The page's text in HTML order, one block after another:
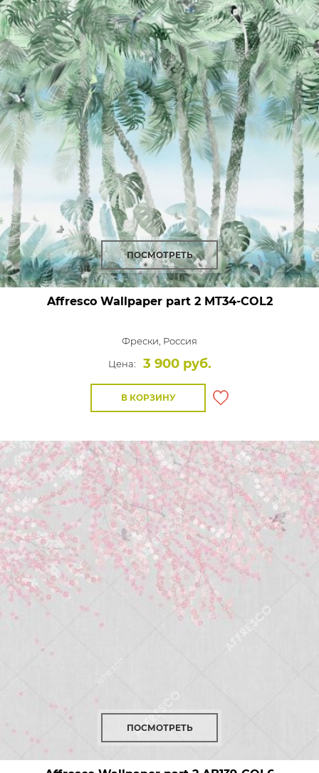
ПОСМОТРЕТЬ
Affresco Wallpaper part 2MT34-COL2
Фрески, Россия
Цена:
3 900 руб.
В КОРЗИНУ
ПОСМОТРЕТЬ